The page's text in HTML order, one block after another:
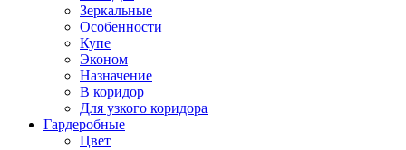
Зеркальные
Особенности
Купе
Эконом
Назначение
В коридор
Для узкого коридора
Гардеробные
Цвет